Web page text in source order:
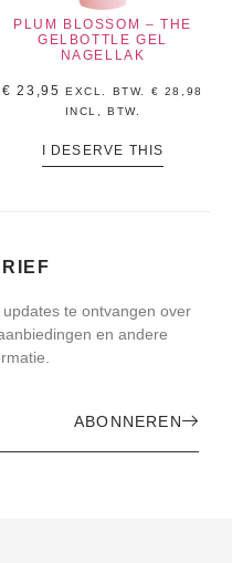
PLUM BLOSSOM – THE
GELBOTTLE GEL
NAGELLAK
€ 23,95 EXCL. BTW. € 28,98
INCL, BTW.
I DESERVE THIS
te ontvangen over
en andere
ABONNEREN